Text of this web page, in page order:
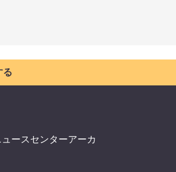
る
ースセンターアーカ